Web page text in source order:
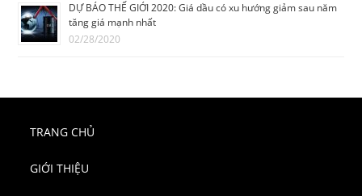
DỰ BÁO THẾ GIỚI 2020: Giá dầu có xu hướng giảm sau năm
tăng giá mạnh nhất
02/28/2020
TRANG CHỦ
GIỚI THIỆU